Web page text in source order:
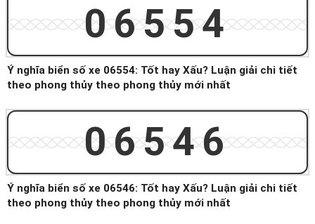
06554
Ý nghĩa biển số xe 06554: Tốt hay Xấu? Luận giải chi tiết
theo phong thủy theo phong thủy mới nhất
06546
Ý nghĩa biển số xe 06546: Tốt hay Xấu? Luận giải chi tiết
theo phong thủy theo phong thủy mới nhất